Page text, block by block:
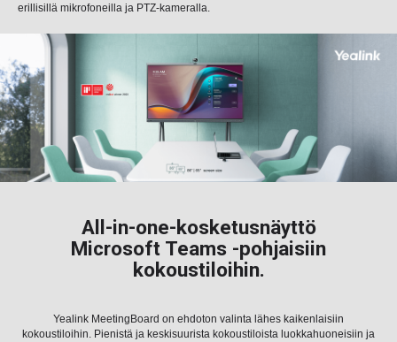
erillisillä mikrofoneilla ja PTZ-kameralla.
All-in-one-kosketusnäyttö
Microsoft Teams -pohjaisiin
kokoustiloihin.
Yealink MeetingBoard on ehdoton valinta lähes kaikenlaisiin
kokoustiloihin. Pienistä ja keskisuurista kokoustiloista luokkahuoneisiin ja